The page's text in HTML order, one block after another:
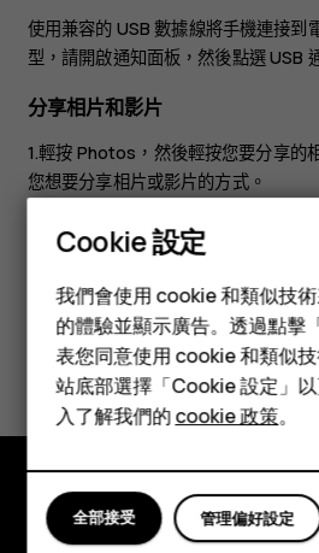
智慧型手機
功能型手機
配件
平板電腦
使用兼容的 USB 數據線將手機連接到
型，請開啟通知面板，然後點選 USB
分享相片和影片
1.輕按 Photos ，然後輕按您要分享的
您想要分享相片或影片的方式。
您認為這有幫助嗎？
是 否
探索
Cookie 設定
我們會使用 cookie 和類似技
的體驗並顯示廣告。透過點擊
表您同意使用 cookie 和類似
站底部選擇「Cookie 設定」
入了解我們的cookie 政策。
管理偏好設定
全部接受